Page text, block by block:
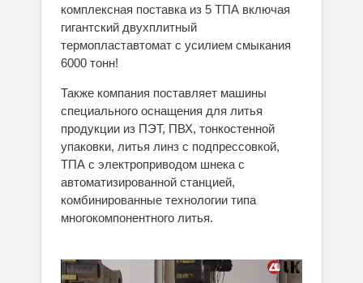
комплексная поставка из 5 ТПА включая
гигантский двухплитный
термопластавтомат с усилием смыкания
6000 тонн!
Также компания поставляет машины
специального оснащения для литья
продукции из ПЭT, ПВХ, тонкостенной
упаковки, литья линз с подпрессовкой,
ТПА с электроприводом шнека с
автоматизированной станцией,
комбинированные технологии типа
многокомпонентного литья.